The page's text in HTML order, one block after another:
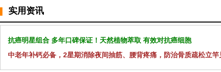
实用资讯
抗癌明星组合 多年口碑保证！天然植物萃取 有效对抗癌细胞
中老年补钙必备，2星期消除夜间抽筋、腰背疼痛，防治骨质疏松立竿